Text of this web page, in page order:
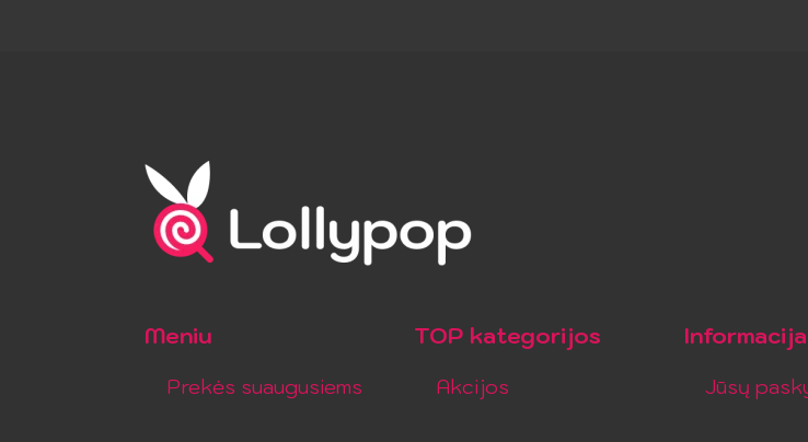
Meniu
Prekės suaugusiems
TOP kategorijos
Akcijos
Informacija
Jūsų